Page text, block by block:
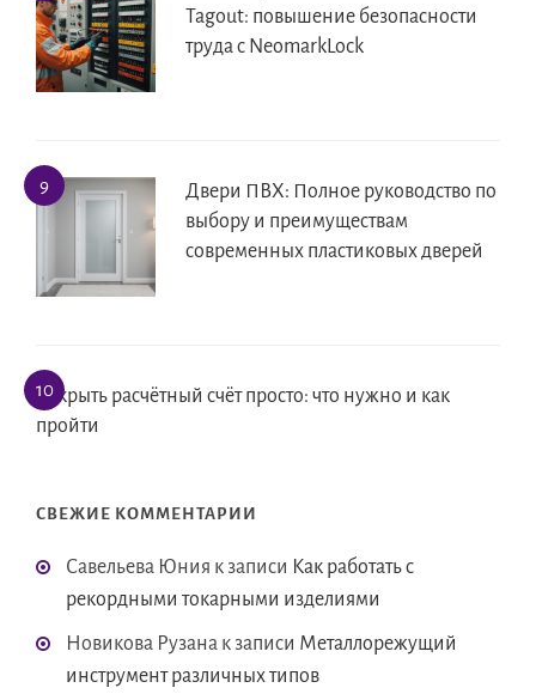
Tagout: повышение безопасности
труда с NeomarkLock
Двери ПВХ: Полное руководство по
выбору и преимуществам
современных пластиковых дверей
Открыть расчётный счёт просто: что нужно и как
пройти
СВЕЖИЕ КОММЕНТАРИИ
Савельева Юния к записи Как работать с
рекордными токарными изделиями
Новикова Рузана к записи Металлорежущий
инструмент различных типов